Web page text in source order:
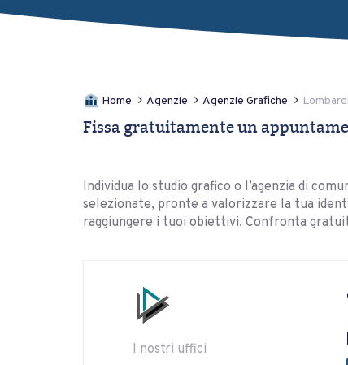
Home Agenzie Agenzie Grafiche
Fissa gratuitamente un
Individua lo studio grafico o l’agenzia di
selezionate, pronte a valorizzare la tua
raggiungere i tuoi obiettivi. Confronta
I nostri uffici